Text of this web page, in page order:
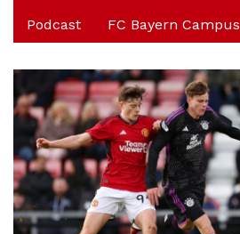
Podcast FC Bayern Campus